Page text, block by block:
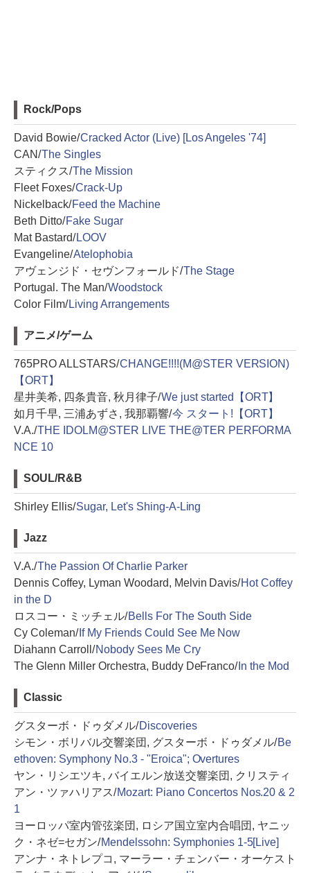
Rock/Pops
David Bowie/Cracked Actor (Live) [Los Angeles '74]
CAN/The Singles
スティクス/The Mission
Fleet Foxes/Crack-Up
Nickelback/Feed the Machine
Beth Ditto/Fake Sugar
Mat Bastard/LOOV
Evangeline/Atelophobia
アヴェンジド・セヴンフォールド/The Stage
Portugal. The Man/Woodstock
Color Film/Living Arrangements
アニメ/ゲーム
765PRO ALLSTARS/CHANGE!!!!(M@STER VERSION)
【ORT】
星井美希, 四条貴音, 秋月律子/We just started【ORT】
如月千早, 三浦あずさ, 我那覇響/今 スタート!【ORT】
V.A./THE IDOLM@STER LIVE THE@TER PERFORMA
NCE 10
SOUL/R&B
Shirley Ellis/Sugar, Let's Shing-A-Ling
Jazz
V.A./The Passion Of Charlie Parker
Dennis Coffey, Lyman Woodard, Melvin Davis/Hot Coffey
in the D
ロスコー・ミッチェル/Bells For The South Side
Cy Coleman/If My Friends Could See Me Now
Diahann Carroll/Nobody Sees Me Cry
The Glenn Miller Orchestra, Buddy DeFranco/ In the Mod
Classic
グスターボ・ドゥダメル/Discoveries
シモン・ボリバル交響楽団, グスターボ・ドゥダメル/Be
ethoven: Symphony No.3 - "Eroica"; Overtures
ヤン・リシエツキ, バイエルン放送交響楽団, クリスティ
アン・ツァハリアス/Mozart: Piano Concertos Nos.20 & 2
1
ヨーロッパ室内管弦楽団, ロシア国立室内合唱団, ヤニッ
ク・ネゼ=セガン/Mendelssohn: Symphonies 1-5[Live]
アンナ・ネトレプコ, マーラー・チェンバー・オーケスト